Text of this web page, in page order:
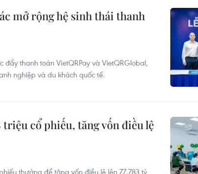
mở rộng hệ sinh thái thanh
đẩy thanh toán VietQRPay và VietQRGlobal,
nghiệp và du khách quốc tế.
triệu cổ phiếu, tăng vốn điều lệ
thưởng để tăng vốn điều lệ lên 77.783 tỷ